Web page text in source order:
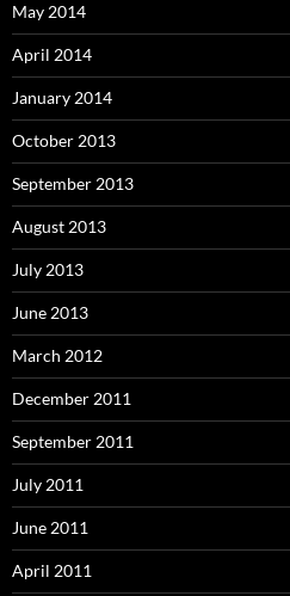
May 2014
April 2014
January 2014
October 2013
September 2013
August 2013
July 2013
June 2013
March 2012
December 2011
September 2011
July 2011
June 2011
April 2011